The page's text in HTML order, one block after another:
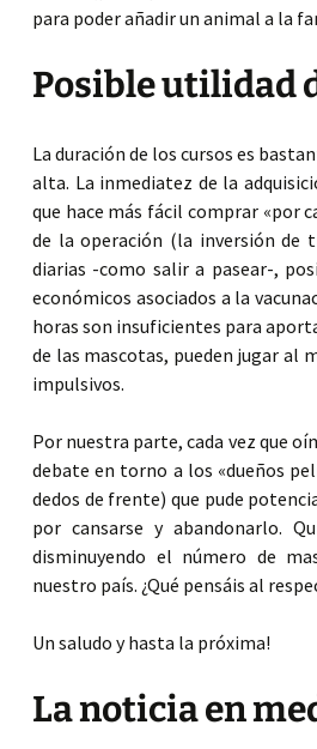
para poder añadir un animal a la
Posible utilidad
La duración de los cursos es
alta. La inmediatez de la
que hace más fácil comprar «por
de la operación (la inversión de
diarias -como salir a pasear-,
económicos asociados a la
horas son insuficientes para
de las mascotas, pueden jugaral
impulsivos.
Por nuestra parte, cada vez que
debate en torno a los «dueños
dedos de frente) que pude
por cansarse y abandonarlo.
disminuyendo el número de
nuestro país. ¿Qué pensáis al
Un saludo y hasta la próxima!
La noticia en